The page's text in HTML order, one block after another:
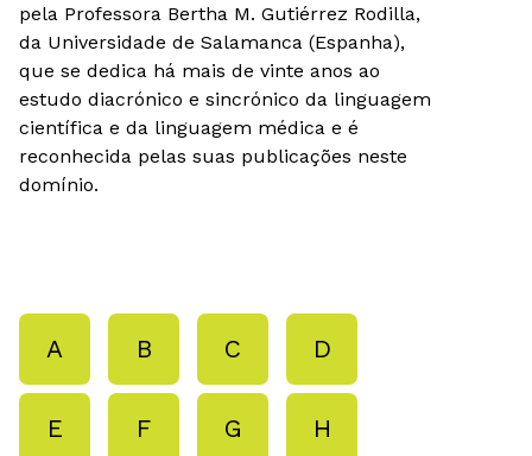
pela Professora Bertha M. Gutiérrez Rodilla,
da Universidade de Salamanca (Espanha),
que se dedica há mais de vinte anos ao
estudo diacrónico e sincrónico da linguagem
científica e da linguagem médica e é
reconhecida pelas suas publicações neste
domínio.
A B C D
E F G H